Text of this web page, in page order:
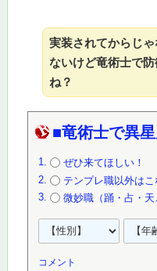
実装されてからじ
ないけど竜術士で
ね？
■竜術士で異
ぜひ来てほしい！
テンプレ職以外はこ
微妙職（踊・占・
コメント